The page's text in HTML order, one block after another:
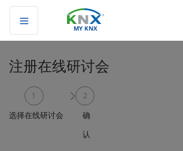
MY KNX
注册在线研讨会
1
选择在线研讨会
2
确
认